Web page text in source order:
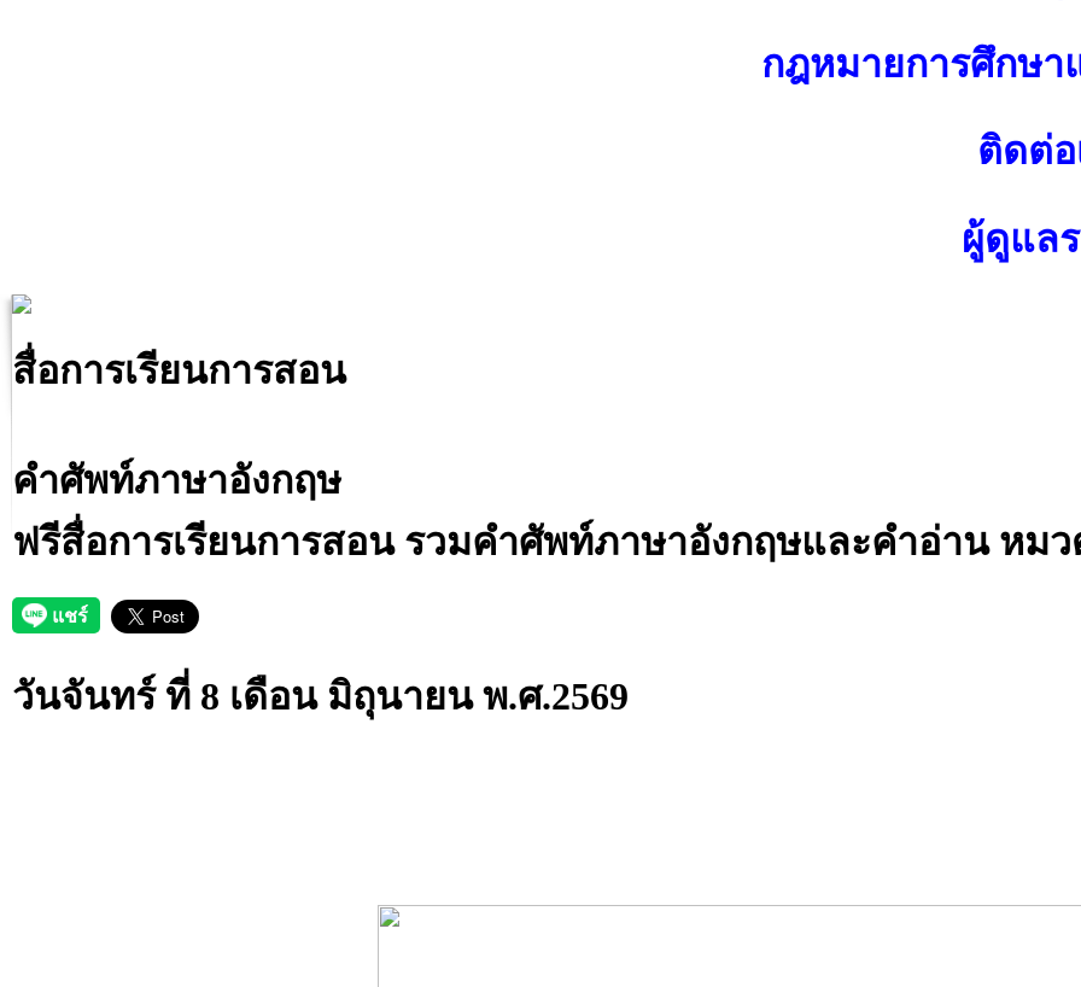
กฎหมายการศึกษ
ติดต่อ
ผู้ดูแล
สื่อการเรียนการสอน
คำศัพท์ภาษาอังกฤษ
ฟรีสื่อการเรียนการสอน รวมคำศัพท์ภาษาอังกฤษและคำอ่าน หมว
วันจันทร์ ที่ 8 เดือน มิถุนายน พ.ศ.2569